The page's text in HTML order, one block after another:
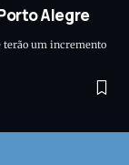
Alegre
terão um incremento